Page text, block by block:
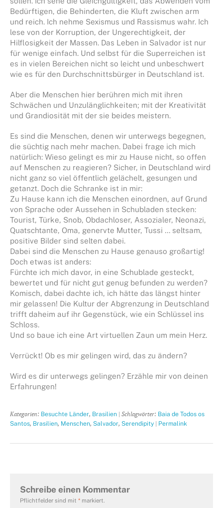
Bedürftigen, die Behinderten, die Kluft zwischen arm
und reich. Ich nehme Sexismus und Rassismus wahr. Ich
lese von der Korruption, der Ungerechtigkeit, der
Hilflosigkeit der Massen. Das Leben in Salvador ist nur
für wenige einfach. Und selbst für die Superreichen ist
es in vielen Bereichen nicht so leicht und unbeschwert
wie es für den Durchschnittsbürger in Deutschland ist.
Aber die Menschen hier berühren mich mit ihren
Schwächen und Unzulänglichkeiten; mit der Kreativität
und Grandiosität mit der sie beides meistern.
Es sind die Menschen, denen wir unterwegs begegnen,
die süchtig nach mehr machen. Dabei frage ich mich
natürlich: Wieso gelingt es mir zu Hause nicht, so offen
auf Menschen zu reagieren? Sicher, in Deutschland wird
nicht ganz so viel öffentlich gelächelt, gesungen und
getanzt. Doch die Schranke ist in mir:
Zu Hause kann ich die Menschen einordnen, auf Grund
von Sprache oder Aussehen in Schubladen stecken:
Tourist, Türke, Snob, Obdachloser, Assozialer, Neonazi,
Quatschtante, Oma, genervte Mutter, Tussi … seltsam,
positive Bilder sind selten dabei.
Dabei sind die Menschen zu Hause genauso großartig!
Doch etwas ist anders:
Fürchte ich mich davor, in eine Schublade gesteckt,
bewertet und für nicht gut genug befunden zu werden?
Komisch, dabei dachte ich, ich hätte das längst hinter
mir gelassen! Die Kultur der Abgrenzung in Deutschland
trifft daheim auf ihr Gegenstück, wie ein Schlüssel ins
Schloss.
Und so baue ich eine Art virtuellen Zaun um mein Herz.
Verrückt! Ob es mir gelingen wird, das zu ändern?
Wird es dir unterwegs gelingen? Erzähle mir von deinen
Erfahrungen!
Kategorien: Besuchte Länder, Brasilien | Schlagwörter: Baia de Todos os
Santos, Brasilien, Menschen, Salvador, Serendipity | Permalink
Schreibe einen Kommentar
Pflichtfelder sind mit * markiert.